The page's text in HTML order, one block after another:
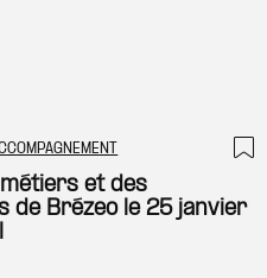
sélection
et des
de Brézeo le 25 janvier